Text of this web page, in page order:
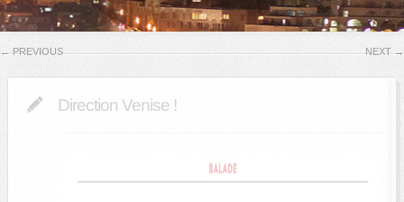
← PREVIOUS NEXT →
Direction Venise !